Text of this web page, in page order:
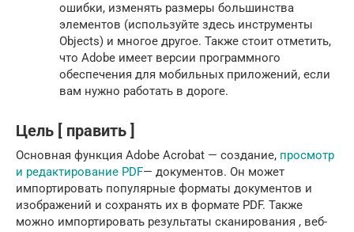
ошибки, изменять размеры большинства
элементов (используйте здесь инструменты
Objects) и многое другое. Также стоит отметить,
что Adobe имеет версии программного
обеспечения для мобильных приложений, если
вам нужно работать в дороге.
Цель [ править ]
Основная функция Adobe Acrobat — создание, просмотр
и редактирование PDF— документов. Он может
импортировать популярные форматы документов и
изображений и сохранять их в формате PDF. Также
можно импортировать результаты сканирования , веб-